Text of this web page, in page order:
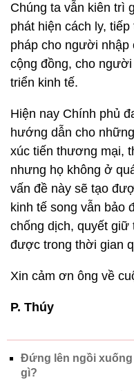
Chúng ta vẫn kiên trì
phát hiện cách ly,
pháp cho người nhập
cộng đồng, cho
triển kinh tế.
Hiện nay Chính phủ
hướng dẫn cho
xúc tiến thương mại,
nhưng họ không ở
vấn đề này sẽ tạo
kinh tế song vẫn bảo
chống dịch, quyết giữ
được trong thời gian
Xin cảm ơn ông về
P. Thúy
Đứng lên ngồi xuống
gì?